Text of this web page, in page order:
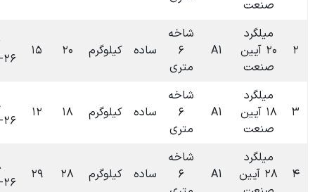
۶
ساده کیلوگرم ۲۰ ۱۵
۰۹:۵۶
۱۴۰۴-۰۶-۲۶
تومان
۶
ساده کیلوگرم ۱۸ ۱۲
۰۹:۴۹
۱۴۰۴-۰۶-۲۶
تومان
۶
ساده کیلوگرم ۲۸ ۲۹
۰۹:۴۸
۱۴۰۴-۰۶-۲۶
تومان